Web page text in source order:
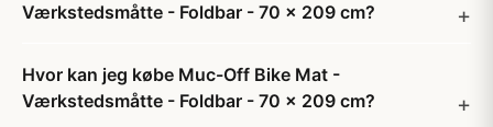
Værkstedsmåtte - Foldbar - 70 x 209 cm?
Hvor kan jeg købe Muc-Off Bike Mat -
Værkstedsmåtte - Foldbar - 70 x 209 cm?